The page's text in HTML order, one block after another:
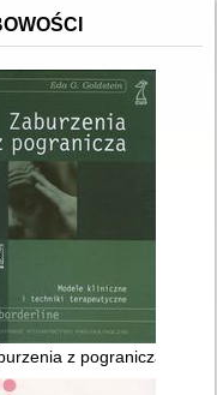
z pogranicza